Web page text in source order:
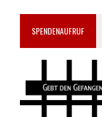
SPENDENAUFRUF